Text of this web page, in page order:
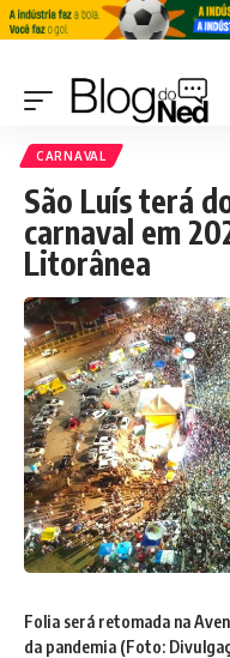
CARNAVAL
São Luís terá
carnaval em
Litorânea
Folia será retomada na
da pandemia (Foto: